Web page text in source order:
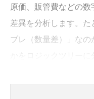
原価、販管費などの
差異を分析します。
ブレ（数量差）」な